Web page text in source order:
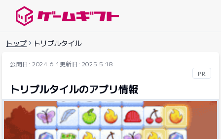
トップ トリプルタイル
公開日: 2024.6.1 更新日: 2025.5.18
PR
トリプルタイルのアプリ情報